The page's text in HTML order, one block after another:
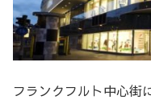
フランクフルト中心街